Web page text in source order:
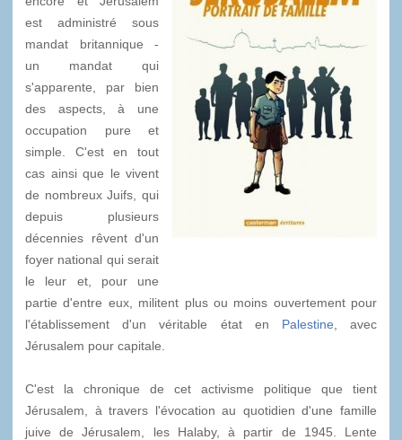
est administré sous
mandat britannique -
un mandat qui
s'apparente, par bien
des aspects, à une
occupation pure et
simple. C'est en tout
cas ainsi que le vivent
de nombreux Juifs, qui
depuis plusieurs
décennies rêvent d'un
foyer national qui serait
le leur et, pour une
partie d'entre eux, militent plus ou moins ouvertement pour
l'établissement d'un véritable état en Palestine , avec
Jérusalem pour capitale.
C'est la chronique de cet activisme politique que tient
Jérusalem, à travers l'évocation au quotidien d'une famille
juive de Jérusalem, les Halaby, à partir de 1945. Lente